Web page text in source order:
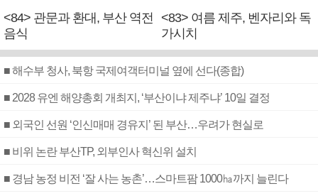
<84> 관문과 환대, 부산 역전
음식
<83> 여름 제주, 벤자리와 독
가시치
■ 해수부 청사, 북항 국제여객터미널 옆에 선다(종합)
■ 2028 유엔 해양총회 개최지, ‘부산이냐 제주냐’ 10일 결정
■ 외국인 선원 ‘인신매매 경유지’ 된 부산…우려가 현실로
■ 비위 논란 부산TP, 외부인사 혁신위 설치
■ 경남 농정 비전 ‘잘 사는 농촌’…스마트팜 1000㏊까지 늘린다